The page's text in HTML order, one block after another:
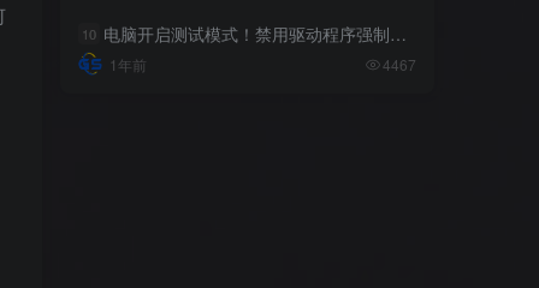
10 电脑开启测试模式！禁用驱动程序强制签名！（大概操作方法）
1年前 4467
10 电脑开启测试模式！禁用驱动程序强制签名！（大概操作方法）
1年前 4467